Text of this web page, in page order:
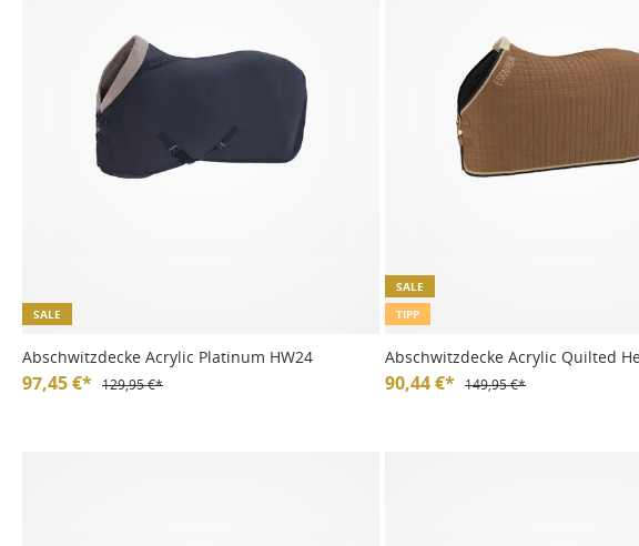
SALE
Abschwitzdecke Acrylic Platinum HW24
97,45 €* 129,95 €*
SALE
TIPP
Abschwitzdecke Acrylic Quilted
24/25
90,44 €* 149,95 €*